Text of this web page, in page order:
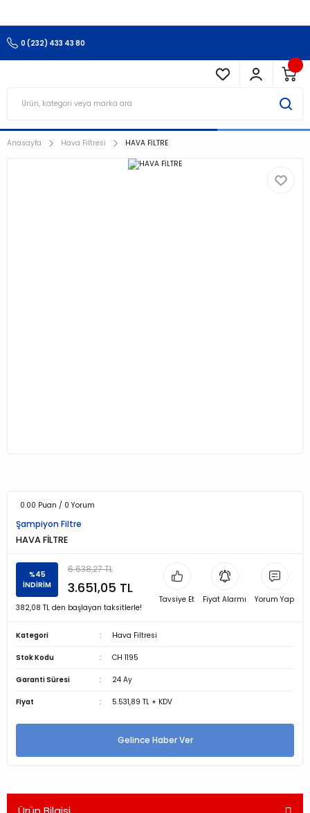
0 (232) 433 43 80
Anasayfa Hava Filtresi HAVA FİLTRE
0.00 Puan / 0 Yorum
Şampiyon Filtre
HAVA FİLTRE
%45
İNDİRİM
6.638,27 TL
3.651,05 TL
382,08 TL den başlayan taksitlerle!
Tavsiye Et Fiyat Alarmı Yorum Yap
Kategori Hava Filtresi
Stok Kodu CH 1195
Garanti Süresi 24 Ay
Fiyat 5.531,89 TL + KDV
Gelince Haber Ver